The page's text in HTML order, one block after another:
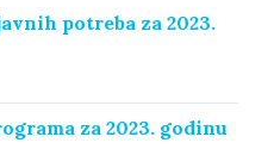
potreba za 2023.
za 2023. godinu